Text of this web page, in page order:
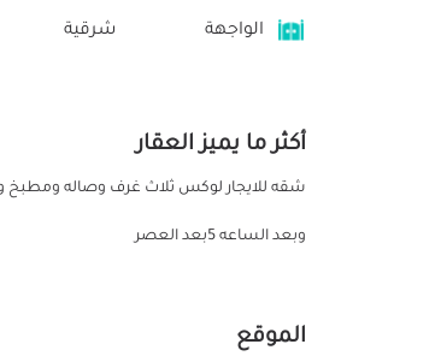
الواجهة شرقية
أكثر ما يميز العقار
شقه للايجار لوكس ثلاث غرف وصاله ومطبخ
وبعد الساعه 5بعد العصر
الموقع